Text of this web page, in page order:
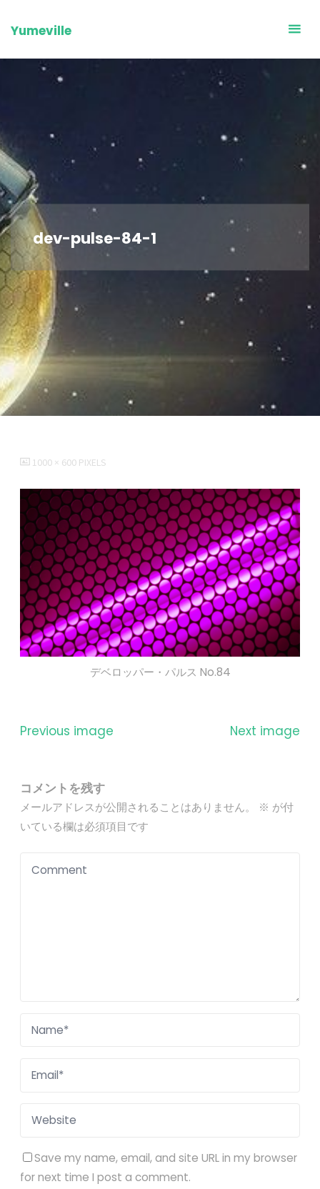
toYumeville
dev-pulse-84-1
FULL1000 × 600 PIXELS
デベロッパー・パルス No.84
Previous image Next image
コメントを残す
メールアドレスが公開されることはありません。 ※ が付
いている欄は必須項目です
Save my name, email, and site URL in my browser
for next time I post a comment.